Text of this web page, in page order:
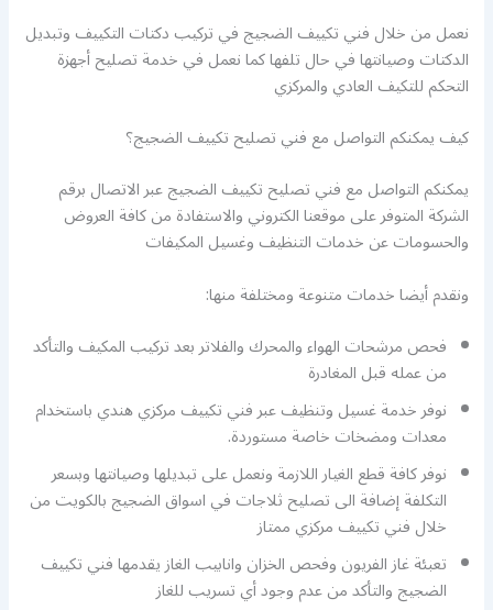
نعمل من خلال فني تكييف الضجيج في تركيب دكتات التكييف وتبديل
الدكتات وصيانتها في حال تلفها كما نعمل في خدمة تصليح أجهزة
التحكم للتكيف العادي والمركزي
كيف يمكنكم التواصل مع فني تصليح تكييف الضجيج؟
يمكنكم التواصل مع فني تصليح تكييف الضجيج عبر الاتصال برقم
الشركة المتوفر على موقعنا الكتروني والاستفادة من كافة العروض
والحسومات عن خدمات التنظيف وغسيل المكيفات
ونقدم أيضا خدمات متنوعة ومختلفة منها:
فحص مرشحات الهواء والمحرك والفلاتر بعد تركيب المكيف والتأكد
من عمله قبل المغادرة
نوفر خدمة غسيل وتنظيف عبر فني تكييف مركزي هندي باستخدام
معدات ومضخات خاصة مستوردة.
نوفر كافة قطع الغيار اللازمة ونعمل على تبديلها وصيانتها وبسعر
التكلفة إضافة الى تصليح ثلاجات في اسواق الضجيج بالكويت من
خلال فني تكييف مركزي ممتاز
تعبئة غاز الفريون وفحص الخزان وانابيب الغاز يقدمها فني تكييف
الضجيج والتأكد من عدم وجود أي تسريب للغاز